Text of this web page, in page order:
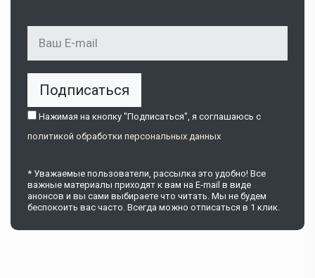
Подписаться
Нажимая на кнопку "Подписаться", я соглашаюсь c
политикой обработки персональных данных
* Уважаемые пользователи, рассылка это удобно! Все
важные материалы приходят к вам на E-mail в виде
анонсов и вы сами выбираете что читать. Мы не будем
беспокоить вас часто. Всегда можно отписаться в 1 клик.